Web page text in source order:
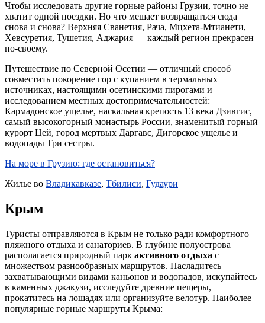
Чтобы исследовать другие горные районы Грузии, точно не
хватит одной поездки. Но что мешает возвращаться сюда
снова и снова? Верхняя Сванетия, Рача, Мцхета-Мтианети,
Хевсуретия, Тушетия, Аджария — каждый регион прекрасен
по-своему.
Путешествие по Северной Осетии — отличный способ
совместить покорение гор с купанием в термальных
источниках, настоящими осетинскими пирогами и
исследованием местных достопримечательностей:
Кармадонское ущелье, наскальная крепость 13 века Дзивгис,
самый высокогорный монастырь России, знаменитый горный
курорт Цей, город мертвых Даргавс, Дигорское ущелье и
водопады Три сестры.
На море в Грузию: где остановиться?
Жилье во Владикавказе, Тбилиси, Гудаури
Крым
Туристы отправляются в Крым не только ради комфортного
пляжного отдыха и санаториев. В глубине полуострова
располагается природный парк активного отдыха с
множеством разнообразных маршрутов. Насладитесь
захватывающими видами каньонов и водопадов, искупайтесь
в каменных джакузи, исследуйте древние пещеры,
прокатитесь на лошадях или организуйте велотур. Наиболее
популярные горные маршруты Крыма: